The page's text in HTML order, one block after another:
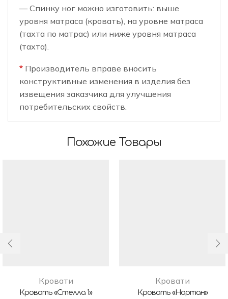
— Спинку ног можно изготовить: выше
уровня матраса (кровать), на уровне матраса
(тахта по матрас) или ниже уровня матраса
(тахта).
* Производитель вправе вносить
конструктивные изменения в изделия без
извещения заказчика для улучшения
потребительских свойств.
Похожие Товары
Кровати
Кровать «Стелла 1»
Кровати
Кровать «Нортан»